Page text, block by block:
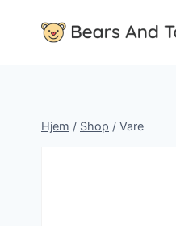
Hjem / Shop / Vare